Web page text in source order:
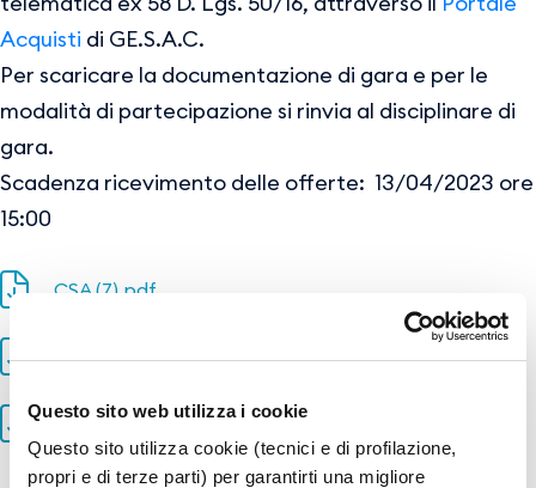
Questo sito web utilizza i cookie
Questo sito utilizza cookie (tecnici e di profilazione,
propri e di terze parti) per garantirti una migliore
Acquisti di GE.S.A.C.
Per scaricare la documentazione di gara e per le
modalità di partecipazione si rinvia al disciplinare di
gara.
Scadenza ricevimento delle offerte: 13/04/2023 ore
15:00
CSA (7).pdf
Disciplinare_di_gara (15).pdf
RDO-CO9999-002 (1).pdf